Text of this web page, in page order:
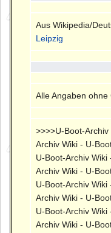
Aus Wikipedia/
Leipzig
Alle Angaben ohne
>>>>U-Boot-
Archiv Wiki - U-
U-Boot-Archiv Wiki
Archiv Wiki - U-
U-Boot-Archiv Wiki
Archiv Wiki - U-
U-Boot-Archiv Wiki
Archiv Wiki - U-